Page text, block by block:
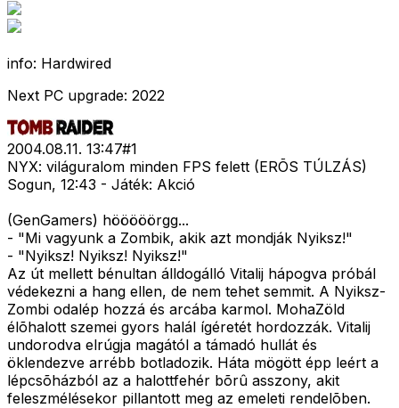
info: Hardwired
Next PC upgrade: 2022
2004.08.11. 13:47#1
NYX: világuralom minden FPS felett (ERÕS TÚLZÁS)
Sogun, 12:43 - Játék: Akció
(GenGamers) hööööörgg...
- "Mi vagyunk a Zombik, akik azt mondják Nyiksz!"
- "Nyiksz! Nyiksz! Nyiksz!"
Az út mellett bénultan álldogálló Vitalij hápogva próbál
védekezni a hang ellen, de nem tehet semmit. A Nyiksz-
Zombi odalép hozzá és arcába karmol. MohaZöld
élõhalott szemei gyors halál ígéretét hordozzák. Vitalij
undorodva elrúgja magától a támadó hullát és
öklendezve arrébb botladozik. Háta mögött épp leért a
lépcsõházból az a halottfehér bõrû asszony, akit
feleszmélésekor pillantott meg az emeleti rendelõben.